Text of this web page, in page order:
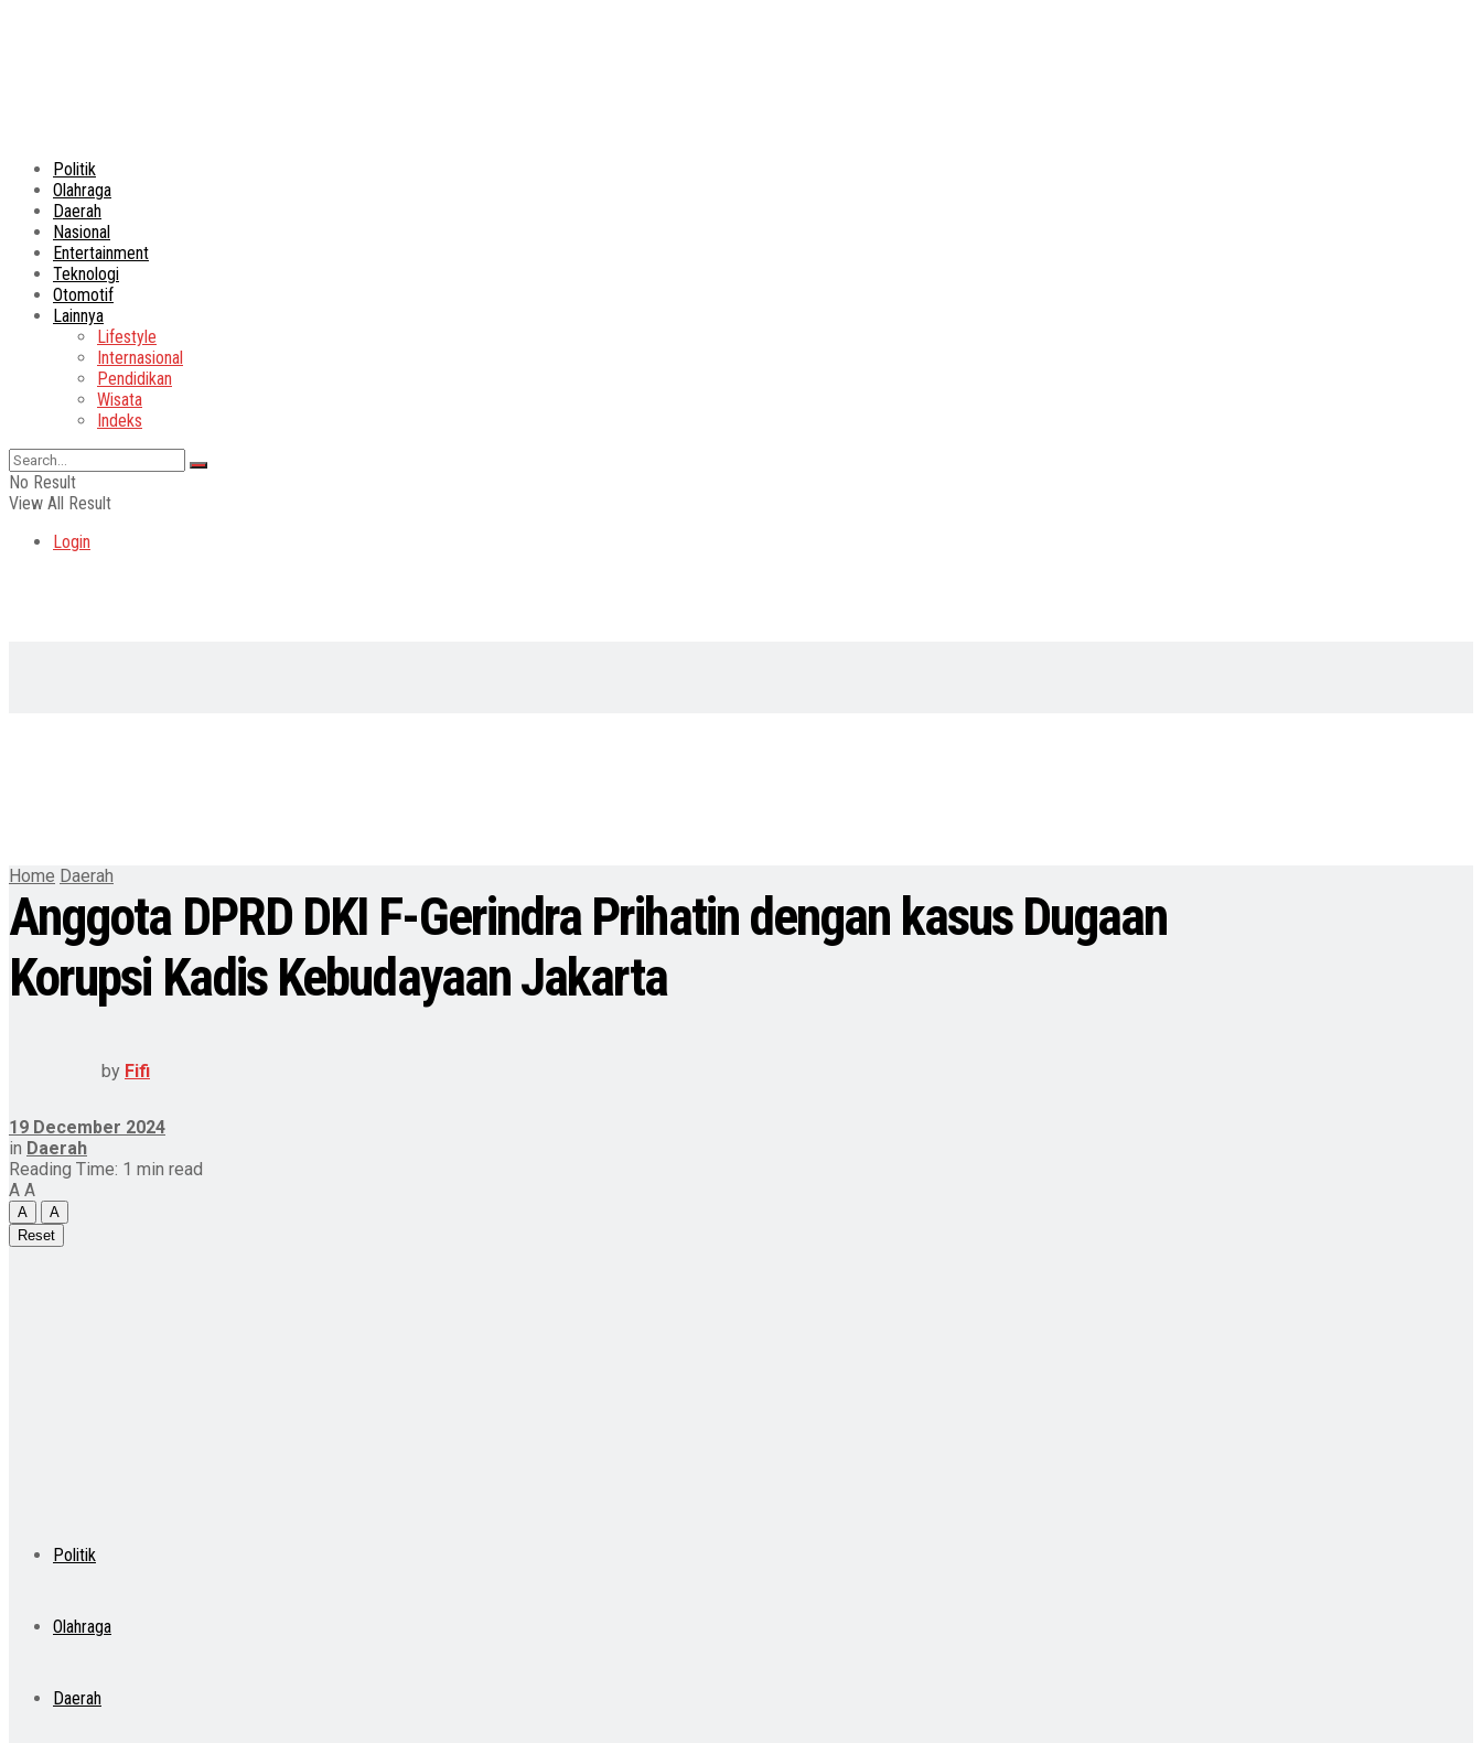
Politik
Olahraga
Daerah
Nasional
Entertainment
Teknologi
Otomotif
Lainnya
Lifestyle
Internasional
Pendidikan
Wisata
Indeks
No Result
View All Result
Login
Politik
Olahraga
Daerah
Home Daerah
Anggota DPRD DKI F-Gerindra Prihatin dengan kasus Dugaan
Korupsi Kadis Kebudayaan Jakarta
by Fifi
19 December 2024
in Daerah
Reading Time: 1 min read
A A
A
A
Reset